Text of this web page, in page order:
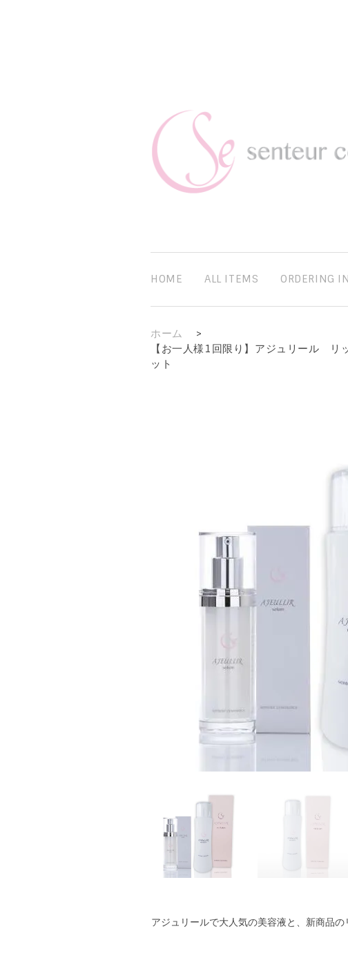
HOME ALL ITEMS ORDERING
ホーム
>
【お一人様1回限り】アジュリール
ット
アジュリールで大人気の美容液と、新商品